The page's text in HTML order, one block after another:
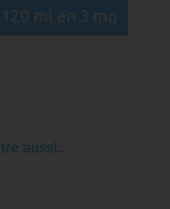
aussi…